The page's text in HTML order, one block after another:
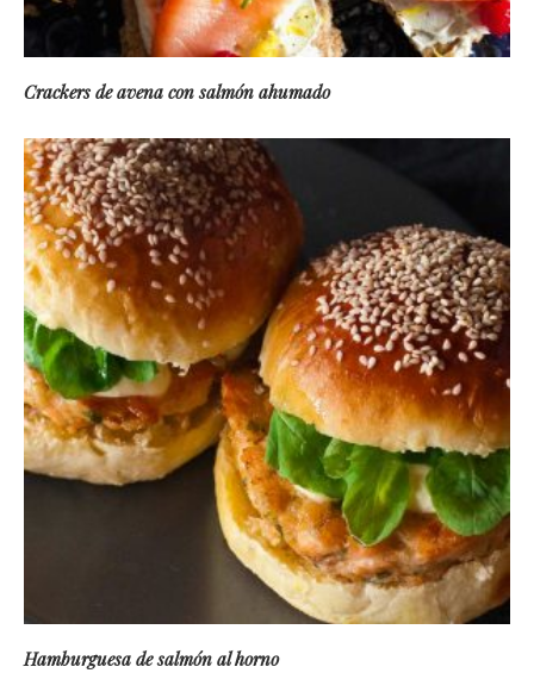
Crackers de avena con salmón ahumado
Hamburguesa de salmón al horno